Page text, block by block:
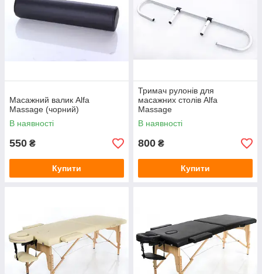
Масажний валик Alfa
Massage (чорний)
В наявності
550 ₴
Купити
Тримач рулонів для
масажних столів Alfa
Massage
В наявності
800 ₴
Купити